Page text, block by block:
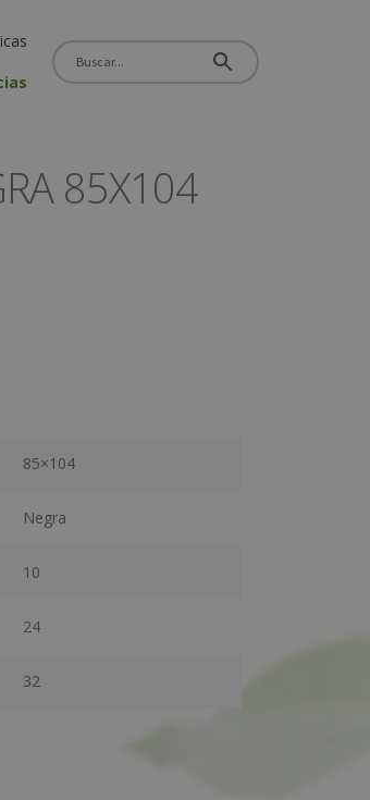
85X104
85×104
Negra
10
24
32